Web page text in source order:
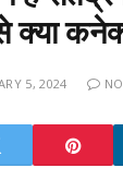
से क्या
5, 2024